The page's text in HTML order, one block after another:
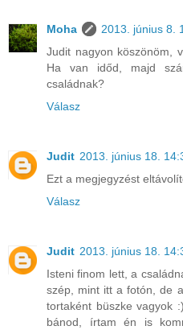
Moha
2013. június 8.
Judit nagyon köszönöm,
Ha van időd, majd
családnak?
Válasz
Judit 2013. június 18.
Ezt a megjegyzést
Válasz
Judit 2013. június 18.
Isteni finom lett, a
szép, mint itt a fotón, de
tortaként büszke vagyok
bánod, írtam én is